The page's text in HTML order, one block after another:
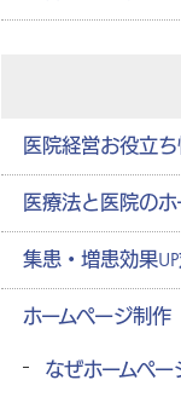
医院経営お役立
医療法と医院のホ
集患・増患効果
ホームページ制作
なぜホームペ